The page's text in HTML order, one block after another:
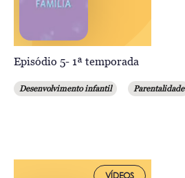
Episódio 5- 1ª temporada
Desenvolvimento infantil Parentalidade
VÍDEOS